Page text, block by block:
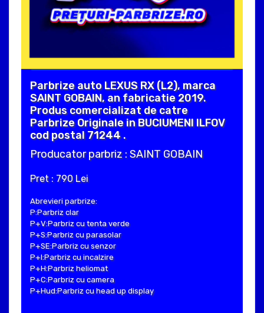
Parbrize auto LEXUS RX (L2), marca
SAINT GOBAIN, an fabricatie 2019.
Produs comercializat de catre
Parbrize Originale in BUCIUMENI ILFOV
cod postal 71244 .
Producator parbriz : SAINT GOBAIN
Pret : 790 Lei
Abrevieri parbrize:
P:Parbriz clar
P+V:Parbriz cu tenta verde
P+S:Parbriz cu parasolar
P+SE:Parbriz cu senzor
P+I:Parbriz cu incalzire
P+H:Parbriz heliomat
P+C:Parbriz cu camera
P+Hud:Parbriz cu head up display